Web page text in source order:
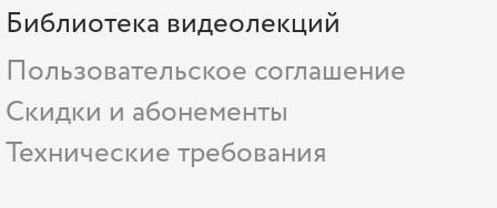
Библиотека видеолекций
Пользовательское соглашение
Скидки и абонементы
Технические требования